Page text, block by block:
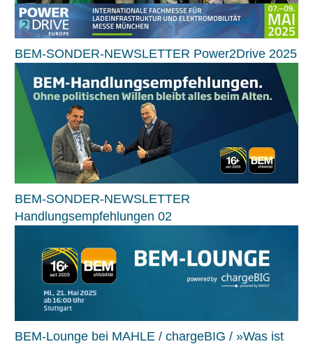
BEM-SONDER-NEWSLETTER Power2Drive 2025
BEM-SONDER-NEWSLETTER
Handlungsempfehlungen 02
BEM-Lounge bei MAHLE / chargeBIG / »Was ist